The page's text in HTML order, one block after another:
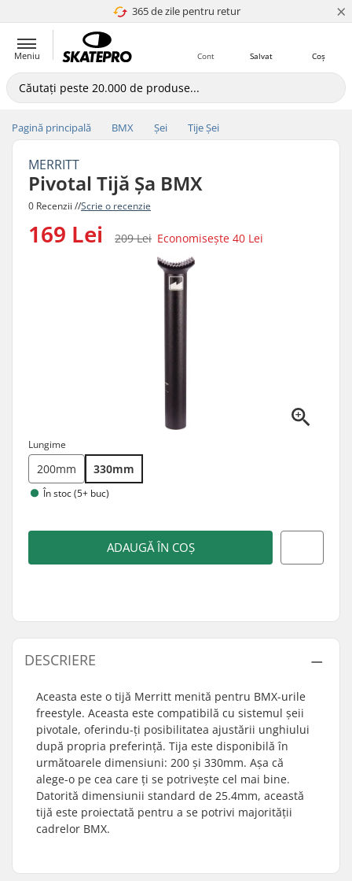
365 de zile pentru retur
4.8 a 5 ×
Meniu Coș
Salvat
Cont
Pagină principală BMX Șei Tije Șei
MERRITT
Pivotal Tijă Șa BMX
0 Recenzii //Scrie o recenzie
169 Lei 209 Lei Economisește 40 Lei
Lungime
200mm 330mm
În stoc (5+ buc)
ADAUGĂ ÎN COȘ
DESCRIERE
Aceasta este o tijă Merritt menită pentru BMX-urile
freestyle. Aceasta este compatibilă cu sistemul șeii
pivotale, oferindu-ți posibilitatea ajustării unghiului
după propria preferință. Tija este disponibilă în
următoarele dimensiuni: 200 și 330mm. Așa că
alege-o pe cea care ți se potrivește cel mai bine.
Datorită dimensiunii standard de 25.4mm, această
tijă este proiectată pentru a se potrivi majorității
cadrelor BMX.